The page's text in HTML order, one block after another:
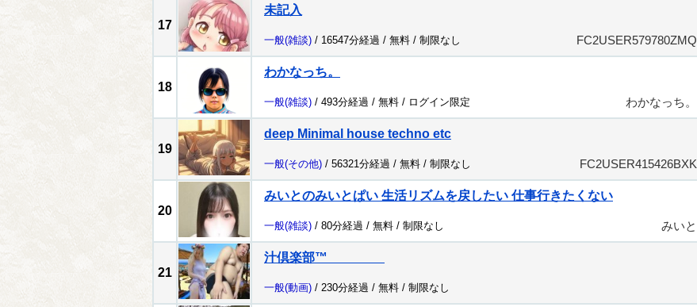
17
未記入
一般(雑談) / 16547分経過 / 無料 / 制限なし FC2USER579780ZMQ
18
わかなっち。
一般(雑談) / 493分経過 / 無料 / ログイン限定 わかなっち。
19
deep Minimal house techno etc
一般(その他) / 56321分経過 / 無料 / 制限なし FC2USER415426BXK
20
みいとのみいとぱい 生活リズムを戻したい 仕事行きたくない
一般(雑談) / 80分経過 / 無料 / 制限なし みいと
21
汁倶楽部™
一般(動画) / 230分経過 / 無料 / 制限なし